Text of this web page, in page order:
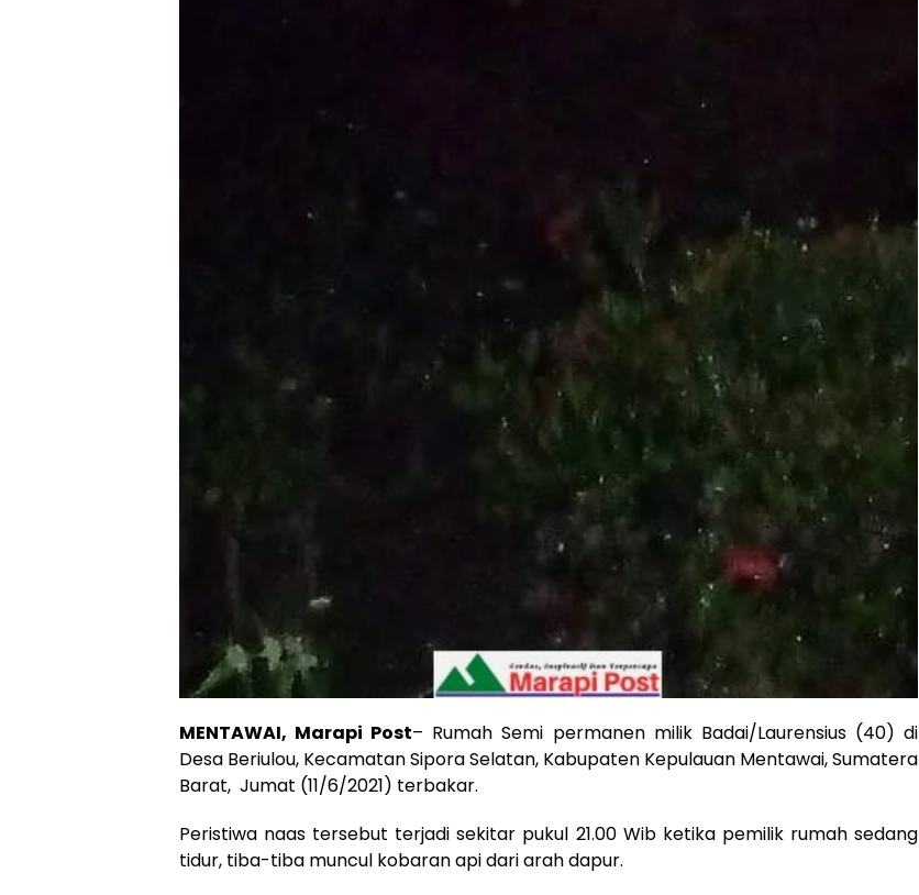
MENTAWAI, Marapi Post– Rumah Semi permanen milik Badai/Laurensius (40) di
Desa Beriulou, Kecamatan Sipora Selatan, Kabupaten Kepulauan Mentawai, Sumatera
Barat, Jumat (11/6/2021) terbakar.
Peristiwa naas tersebut terjadi sekitar pukul 21.00 Wib ketika pemilik rumah sedang
tidur, tiba-tiba muncul kobaran api dari arah dapur.